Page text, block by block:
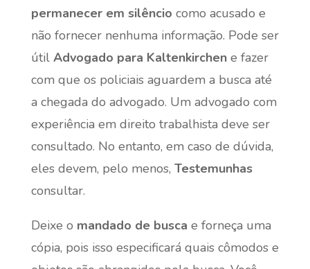
permanecer em silêncio como acusado e
não fornecer nenhuma informação. Pode ser
útil Advogado para Kaltenkirchen e fazer
com que os policiais aguardem a busca até
a chegada do advogado. Um advogado com
experiência em direito trabalhista deve ser
consultado. No entanto, em caso de dúvida,
eles devem, pelo menos, Testemunhas
consultar.
Deixe o mandado de busca e forneça uma
cópia, pois isso especificará quais cômodos e